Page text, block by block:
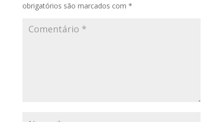
obrigatórios são marcados com *